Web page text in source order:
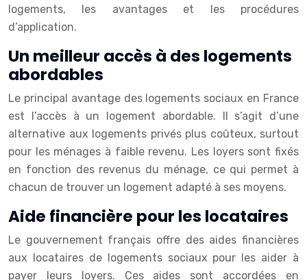
logements, les avantages et les procédures
d’application.
Un meilleur accès à des logements
abordables
Le principal avantage des logements sociaux en France
est l’accès à un logement abordable. Il s’agit d’une
alternative aux logements privés plus coûteux, surtout
pour les ménages à faible revenu. Les loyers sont fixés
en fonction des revenus du ménage, ce qui permet à
chacun de trouver un logement adapté à ses moyens.
Aide financière pour les locataires
Le gouvernement français offre des aides financières
aux locataires de logements sociaux pour les aider à
payer leurs loyers. Ces aides sont accordées en